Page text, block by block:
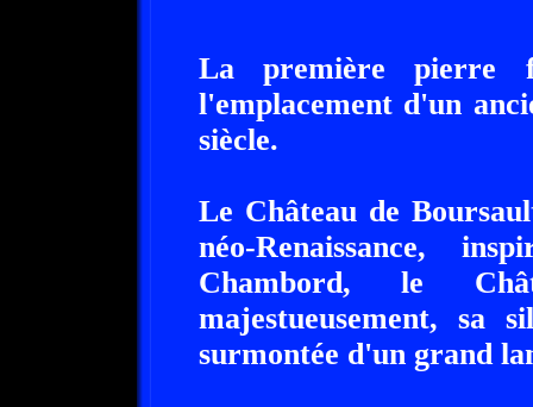
La première pierre
l'emplacement d'un
siècle.
Le Château de
néo-Renaissance,
Chambord, le
majestueusement, sa
surmontée d'un grand